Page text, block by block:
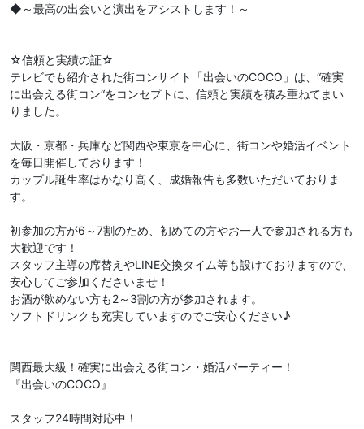
◆～最高の出会いと演出をアシストします！～
☆信頼と実績の証☆
テレビでも紹介された街コンサイト「出会いのCOCO」は、“確実
に出会える街コン“をコンセプトに、信頼と実績を積み重ねてまい
りました。
大阪・京都・兵庫など関西や東京を中心に、街コンや婚活イベント
を毎日開催しております！
カップル誕生率はかなり高く、成婚報告も多数いただいておりま
す。
初参加の方が6～7割のため、初めての方やお一人で参加される方も
大歓迎です！
スタッフ主導の席替えやLINE交換タイム等も設けておりますので、
安心してご参加くださいませ！
お酒が飲めない方も2～3割の方が参加されます。
ソフトドリンクも充実していますのでご安心ください♪
関西最大級！確実に出会える街コン・婚活パーティー！
『出会いのCOCO』
スタッフ24時間対応中！